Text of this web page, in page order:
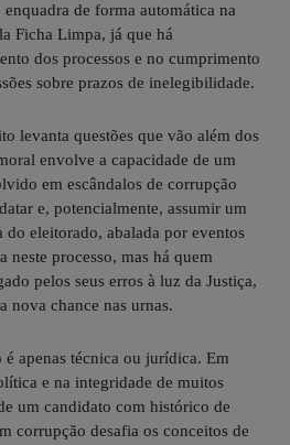
de forma automática na
Ficha Limpa, já que há
dos processos e no cumprimento
sobre prazos de inelegibilidade.
levanta questões que vão além dos
envolve a capacidade de um
em escândalos de corrupção
e, potencialmente, assumir um
eleitorado, abalada por eventos
neste processo, mas há quem
pelos seus erros à luz da Justiça,
nova chance nas urnas.
é apenas técnica ou jurídica. Em
e na integridade de muitos
um candidato com histórico de
corrupção desafia os conceitos de